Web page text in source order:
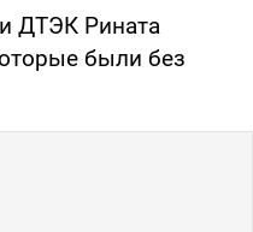
ДТЭК Рината
были без